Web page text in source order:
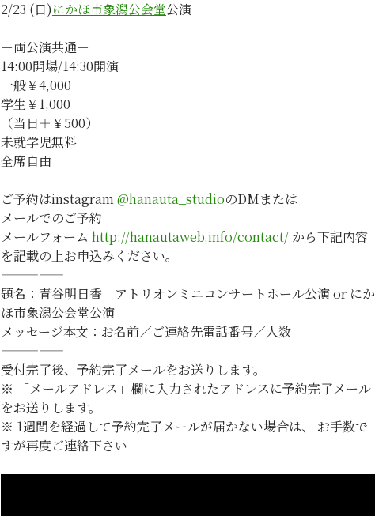
2/23 (日)にかほ市象潟公会堂公演
－両公演共通－
14:00開場/14:30開演
一般￥4,000
学生￥1,000
（当日＋￥500）
未就学児無料
全席自由
ご予約はinstagram@hanauta_studioのDMまたは
メールでのご予約
メールフォーム http://hanautaweb.info/contact/ から下記内容
を記載の上お申込みください。
—————
題名：青谷明日香 アトリオンミニコンサートホール公演 or にか
ほ市象潟公会堂公演
メッセージ本文：お名前／ご連絡先電話番号／人数
—————
受付完了後、予約完了メールをお送りします。
※ 「メールアドレス」欄に入力されたアドレスに予約完了メール
をお送りします。
※ 1週間を経過して予約完了メールが届かない場合は、 お手数で
すが再度ご連絡下さい